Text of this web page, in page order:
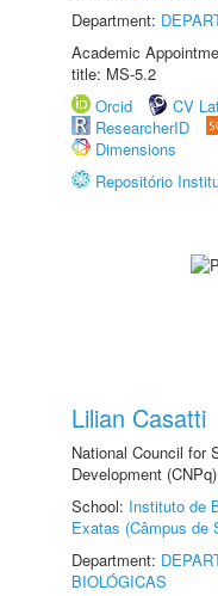
Department:
Academic
title: MS-5.2
Orcid
CV
ResearcherID
Dimensions
Repositório
Lilian Casatti
National Council for
Development
School: Instituto de
Exatas (Câmpus de
Department:
BIOLÓGICAS